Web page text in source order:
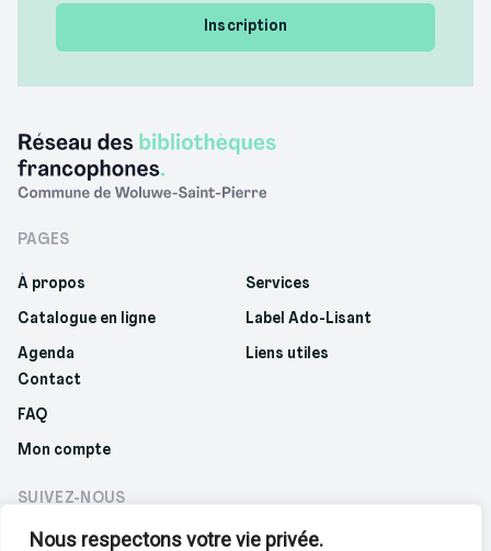
Nous respectons votre vie privée.
PAGES
À propos
Catalogue en ligne
Agenda
Services
Label Ado-Lisant
Liens utiles
Contact
FAQ
Mon compte
SUIVEZ-NOUS